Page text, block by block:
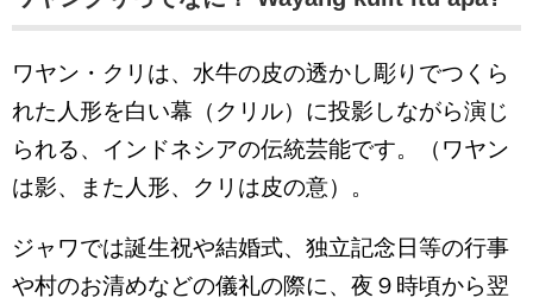
ワヤン・クリは、水牛の皮の透かし彫りでつくら
れた人形を白い幕（クリル）に投影しながら演じ
られる、インドネシアの伝統芸能です。（ワヤン
は影、また人形、クリは皮の意）。
ジャワでは誕生祝や結婚式、独立記念日等の行事
や村のお清めなどの儀礼の際に、夜９時頃から翌